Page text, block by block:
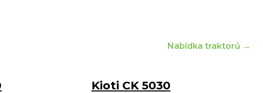
Nabídka traktorů →
Kioti CK 5030